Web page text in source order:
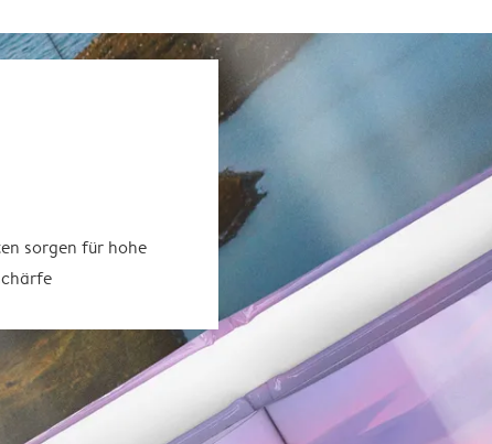
sorgen für hohe